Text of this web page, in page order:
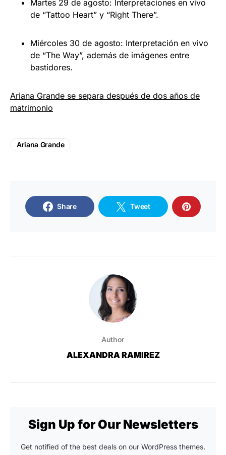
Martes 29 de agosto: Interpretaciones en vivo
de “Tattoo Heart” y “Right There”.
Miércoles 30 de agosto: Interpretación en vivo
de “The Way”, además de imágenes entre
bastidores.
Ariana Grande se separa después de dos años de
matrimonio
Ariana Grande
Share Tweet
Author
ALEXANDRA RAMIREZ
Sign Up for Our Newsletters
Get notified of the best deals on our WordPress themes.